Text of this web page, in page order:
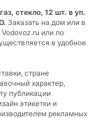
стекло, 12 шт. в уп.
Заказать на дом или в
или по
в удобное
стране
характер,
публикации
этикетки и
рекламных